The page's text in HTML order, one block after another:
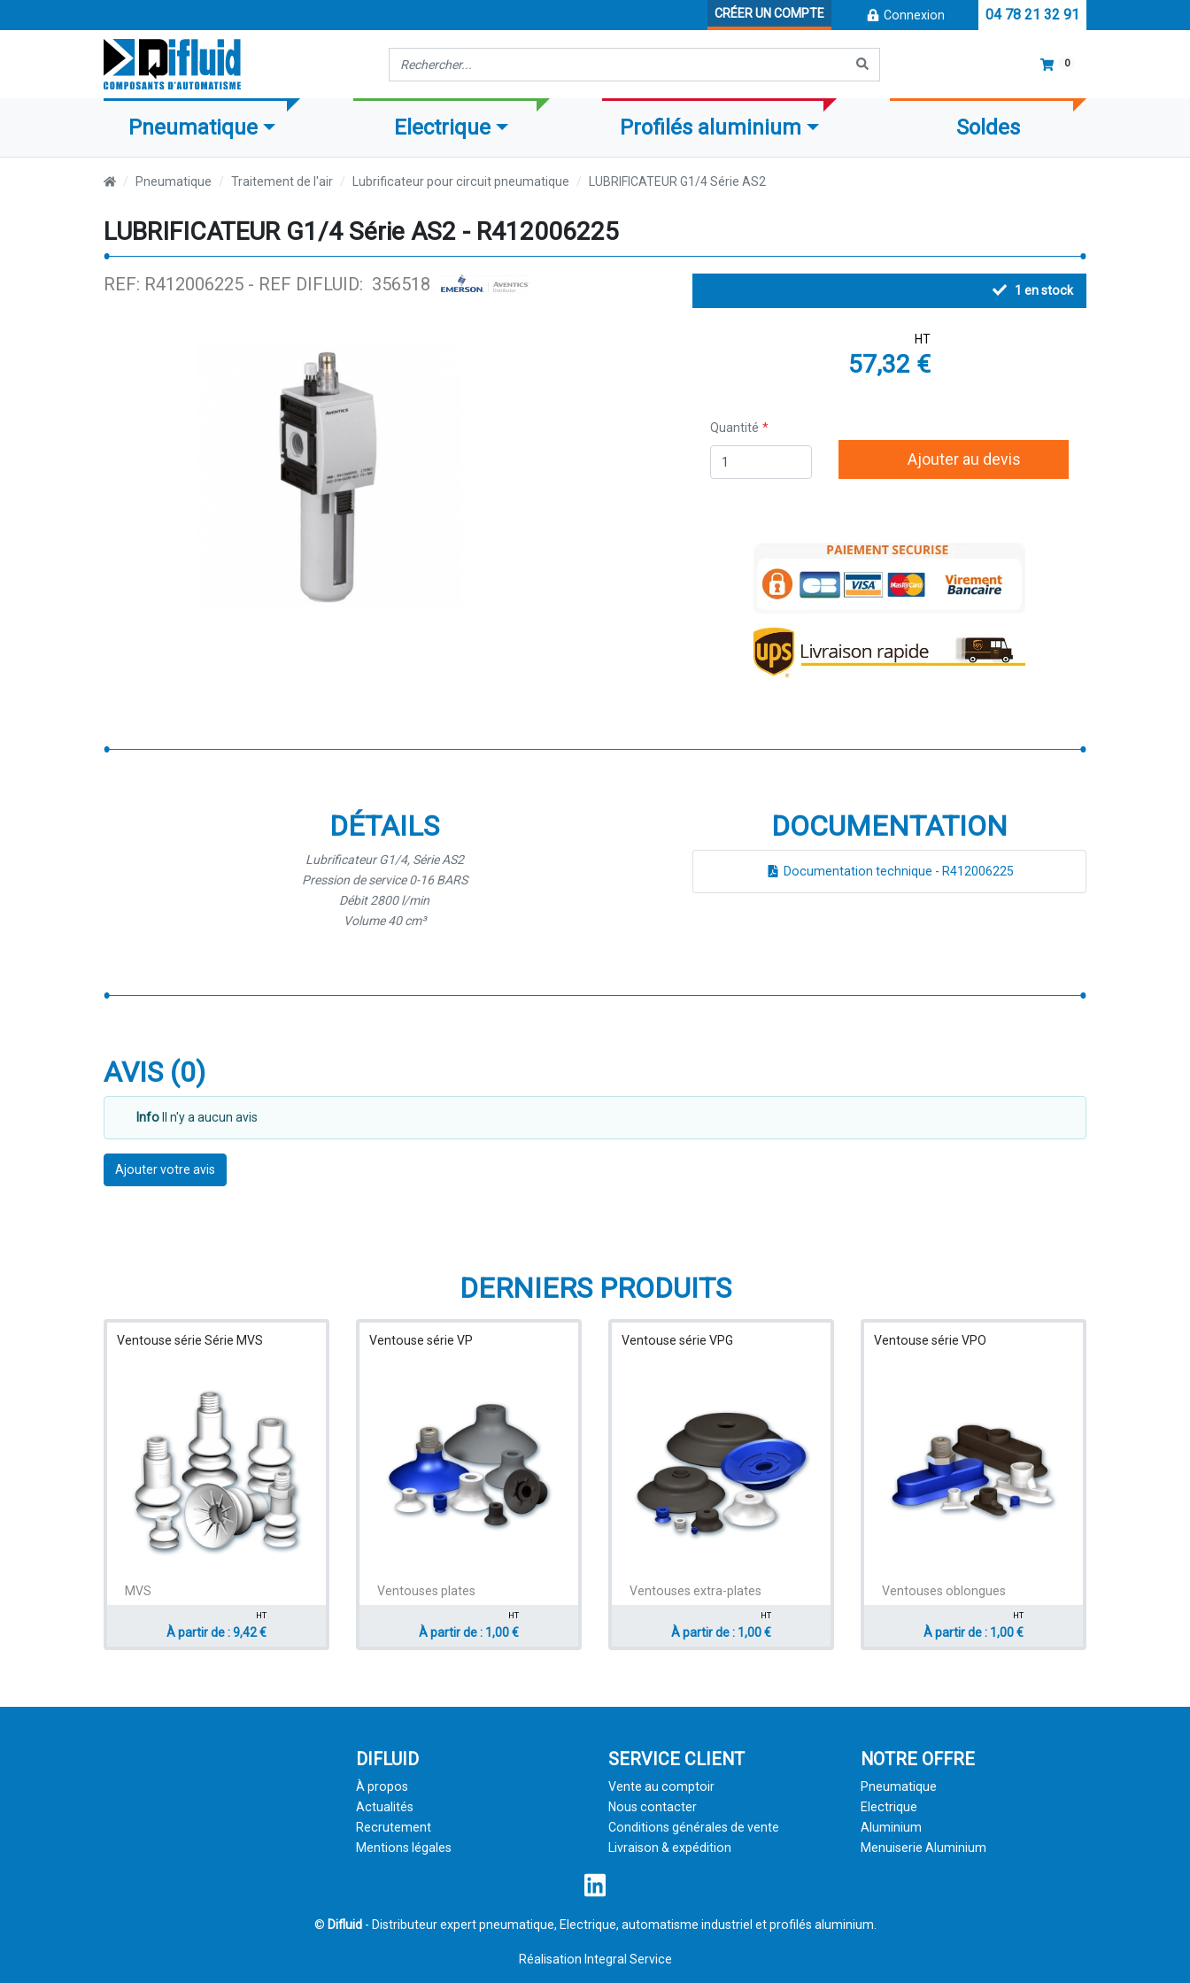
CRÉER UN COMPTE Connexion 04 78 21 32 91
Recherche 0
Pneumatique Electrique Profilés aluminium Soldes
Pneumatique Traitement de l'air Lubrificateur pour circuit pneumatique LUBRIFICATEUR G1/4 Série AS2
LUBRIFICATEUR G1/4 Série AS2 - R412006225
REF: R412006225 - REF DIFLUID: 356518 1 en stock
HT
57,32 €
Quantité
Ajouter au devis
DÉTAILS
Lubrificateur G1/4, Série AS2
Pression de service 0-16 BARS
Débit 2800 l/min
Volume 40 cm³
DOCUMENTATION
Documentation technique - R412006225
AVIS (0)
Info Il n'y a aucun avis
Ajouter votre avis
DERNIERS PRODUITS
Ventouse série Série MVS
MVS
HT
À partir de : 9,42 €
Ventouse série VP
Ventouses plates
HT
À partir de : 1,00 €
Ventouse série VPG
Ventouses extra-plates
HT
À partir de : 1,00 €
Ventouse série VPO
Ventouses oblongues
HT
À partir de : 1,00 €
DIFLUID
À propos
Actualités
Recrutement
Mentions légales
SERVICE CLIENT
Vente au comptoir
Nous contacter
Conditions générales de vente
Livraison & expédition
NOTRE OFFRE
Pneumatique
Electrique
Aluminium
Menuiserie Aluminium
© Difluid- Distributeur expert pneumatique, Electrique, automatisme industriel et profilés aluminium.
Réalisation Integral Service